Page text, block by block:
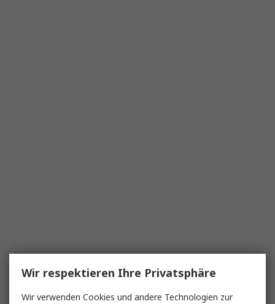
Wir respektieren Ihre Privatsphäre
Wir verwenden Cookies und andere Technologien zur